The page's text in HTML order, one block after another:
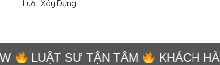
Luật Xây Dựng
LUẬT SƯ TẬN TÂM KHÁCH